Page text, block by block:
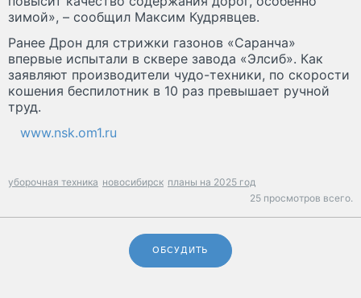
зимой», – сообщил Максим Кудрявцев.
Ранее Дрон для стрижки газонов «Саранча»
впервые испытали в сквере завода «Элсиб». Как
заявляют производители чудо-техники, по скорости
кошения беспилотник в 10 раз превышает ручной
труд.
www.nsk.om1.ru
уборочная техника новосибирск планы на 2025 год
25 просмотров всего.
ОБСУДИТЬ